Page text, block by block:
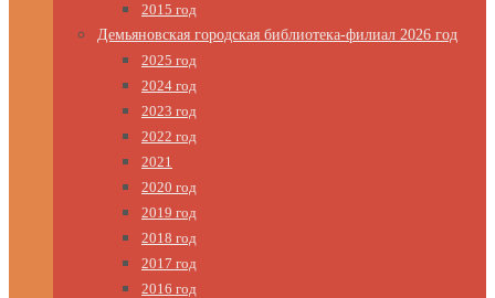
2015 год
Демьяновская городская библиотека-филиал 2026 год
2025 год
2024 год
2023 год
2022 год
2021
2020 год
2019 год
2018 год
2017 год
2016 год